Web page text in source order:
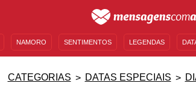
NAMORO SENTIMENTOS LEGENDAS
CATEGORIAS DATAS ESPECIAIS